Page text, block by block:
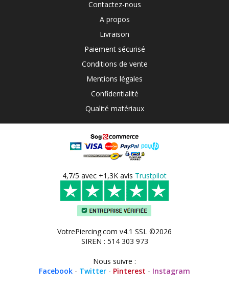
Contactez-nous
A propos
Livraison
Paiement sécurisé
Conditions de vente
Mentions légales
Confidentialité
Qualité matériaux
4,7/5 avec +1,3K avis Trustpilot
VotrePiercing.com v4.1 SSL ©2026
SIREN : 514 303 973
Nous suivre :
Facebook - Twitter - Pinterest - Instagram